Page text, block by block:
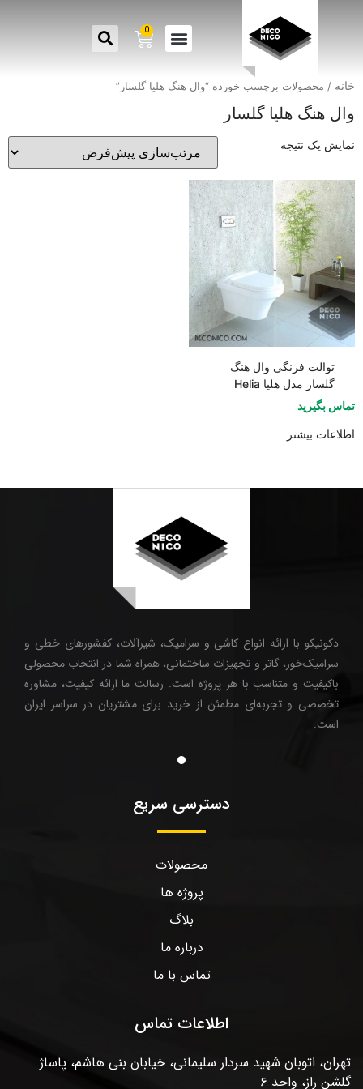
0
خانه / محصولات برچسب خورده “وال هنگ هلیا گلسار”
وال هنگ هلیا گلسار
نمایش یک نتیجه
توالت فرنگی وال هنگ
گلسار مدل هلیا Helia
تماس بگیرید
اطلاعات بیشتر
دکونیکو با ارائه انواع کاشی و سرامیک، شیرآلات، کفشورهای خطی و
سرامیک‌خور، گاتر و تجهیزات ساختمانی، همراه شما در انتخاب محصولی
باکیفیت و متناسب با هر پروژه است. رسالت ما ارائه کیفیت، مشاوره
تخصصی و تجربه‌ای مطمئن از خرید برای مشتریان در سراسر ایران
است.
دسترسی سریع
محصولات
پروژه ها
بلاگ
درباره ما
تماس با ما
اطلاعات تماس
تهران، اتوبان شهید سردار سلیمانی، خیابان بنی هاشم، پاساژ
گلشن راز، واحد ۶